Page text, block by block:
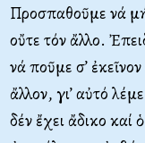
Προσπαθοῦμε νά
οὔτε τόν ἄλλο.
νά ποῦμε σ’
ἄλλον, γι’ αὐτό
δέν ἔχει ἄδικο καί